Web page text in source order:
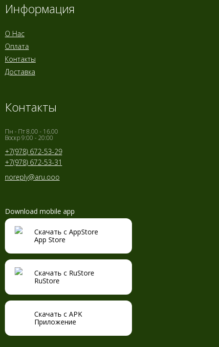
Информация
О Нас
Оплата
Контакты
Доставка
Контакты
Пн - Пт 8.00 - 16.00
Воскр 9:00 - 20:00
+7(978) 672-53-29
+7(978) 672-53-31
noreply@aru.ooo
Download mobile app
Скачать с AppStore
App Store
Скачать с RuStore
RuStore
Скачать с APK
Приложение